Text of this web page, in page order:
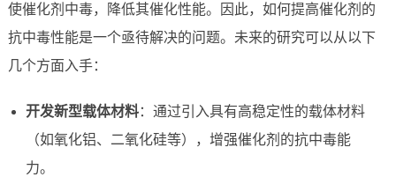
使催化剂中毒，降低其催化性能。因此，如何提高催化剂的
抗中毒性能是一个亟待解决的问题。未来的研究可以从以下
几个方面入手：
开发新型载体材料：通过引入具有高稳定性的载体材料
（如氧化铝、二氧化硅等），增强催化剂的抗中毒能
力。